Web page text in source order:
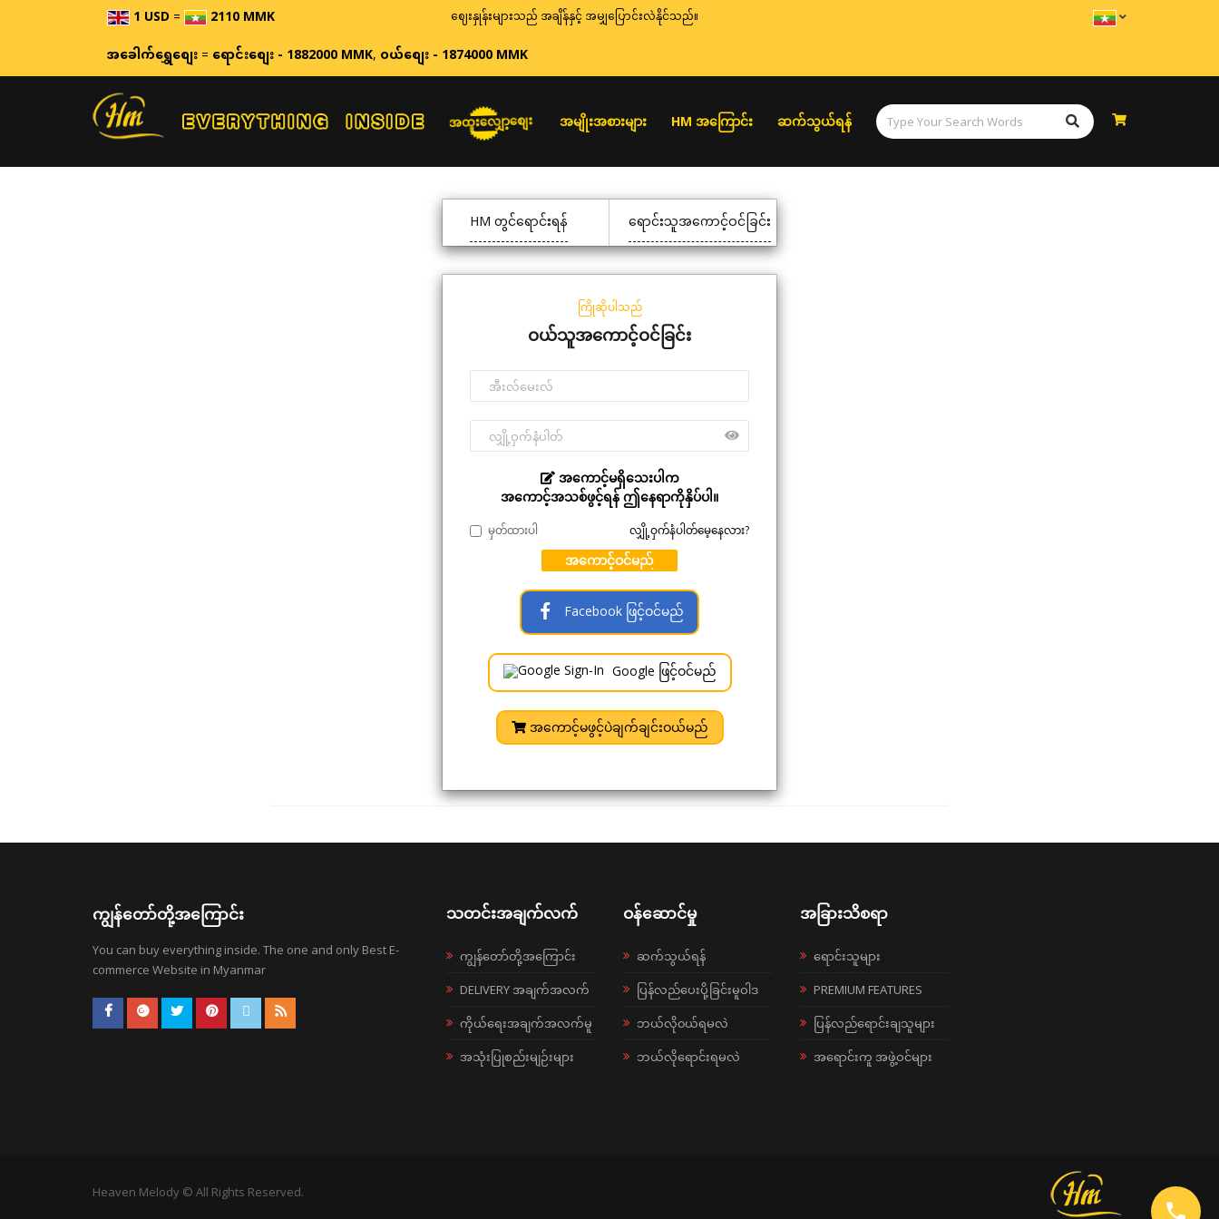
1 USD= 2110 MMK ဈေးနှုန်းများသည် အချိန်နှင့် အမျှပြောင်းလဲနိုင်သည်။
အခေါက်ရွှေစျေး=ရောင်းစျေး - 1882000 MMK,ဝယ်စျေး - 1874000 MMK
အထူးလျှော့စျေး အမျိုးအစားများ HM အကြောင်း ဆက်သွယ်ရန်
HM တွင်ရောင်းရန် ရောင်းသူအကောင့်ဝင်ခြင်း
ကြိုဆိုပါသည်
ဝယ်သူအကောင့်ဝင်ခြင်း
အကောင့်မရှိသေးပါက
အကောင့်အသစ်ဖွင့်ရန် ဤနေရာကိုနှိပ်ပါ။
မှတ်ထားပါ လျှို့ဝှက်နံပါတ်မေ့နေလား?
အကောင့်ဝင်မည်
Facebook ဖြင့်ဝင်မည်
Google ဖြင့်ဝင်မည်
အကောင့်မဖွင့်ပဲချက်ချင်းဝယ်မည်
ကျွန်တော်တို့အကြောင်း
You can buy everything inside. The one and only Best E-
commerce Website in Myanmar
သတင်းအချက်လက်
ကျွန်တော်တို့အကြောင်း
DELIVERY အချက်အလက်
ကိုယ်ရေးအချက်အလက်မူ
အသုံးပြုစည်းမျဉ်းများ
ဝန်ဆောင်မှု
ဆက်သွယ်ရန်
ပြန်လည်ပေးပို့ခြင်းမူဝါဒ
ဘယ်လို၀ယ်ရမလဲ
ဘယ်လိုရောင်းရမလဲ
အခြားသိစရာ
ရောင်းသူများ
PREMIUM FEATURES
ပြန်လည်ရောင်းချသူများ
အရောင်းကူ အဖွဲ့ဝင်များ
Heaven Melody © All Rights Reserved.